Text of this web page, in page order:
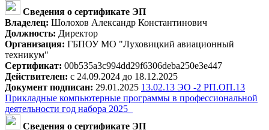
Сведения о сертификате ЭП
Владелец: Шолохов Александр Константинович
Должность: Директор
Организация: ГБПОУ МО "Луховицкий авиационный
техникум"
Сертификат: 00b535a3c994dd29f6306deba250e3e447
Действителен: с 24.09.2024 до 18.12.2025
Документ подписан: 29.01.2025 13.02.13 ЭО -2 РП.ОП.13
Прикладные компьютерные программы в профессиональной
деятельности год набора 2025_
Сведения о сертификате ЭП